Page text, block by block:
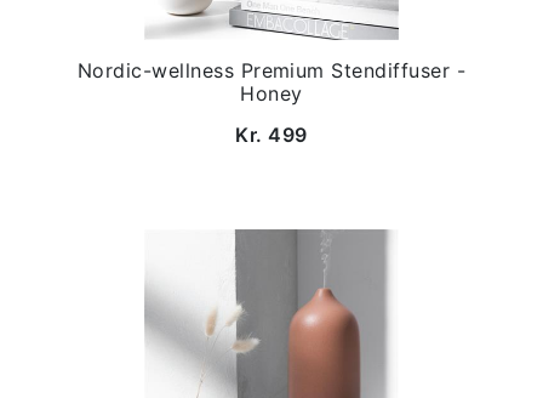
Nordic-wellness Premium Stendiffuser -
Honey
Kr. 499